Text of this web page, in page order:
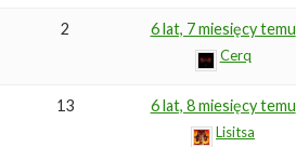
2 6 lat, 7 miesięcy temu
Cerq
13 6 lat, 8 miesięcy temu
Lisitsa